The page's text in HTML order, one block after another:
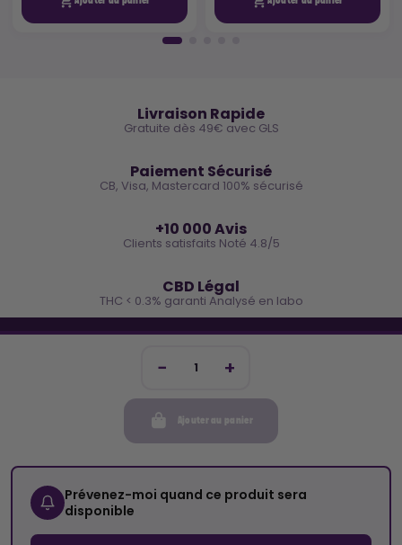
Ajouter au panier
Prévenez-moi quand ce produit sera
disponible
Livraison Rapide
Gratuite dès 49€ avec GLS
Paiement Sécurisé
CB, Visa, Mastercard 100% sécurisé
+10 000 Avis
Clients satisfaits Noté 4.8/5
CBD Légal
THC < 0.3% garanti Analysé en labo
Inscris-toi et reçois -10€ sur ta prochaine commande
Cocorikush
Top Catégories